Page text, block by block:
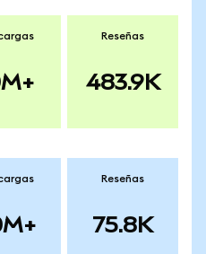
Reseñas
483.9K
Reseñas
75.8K